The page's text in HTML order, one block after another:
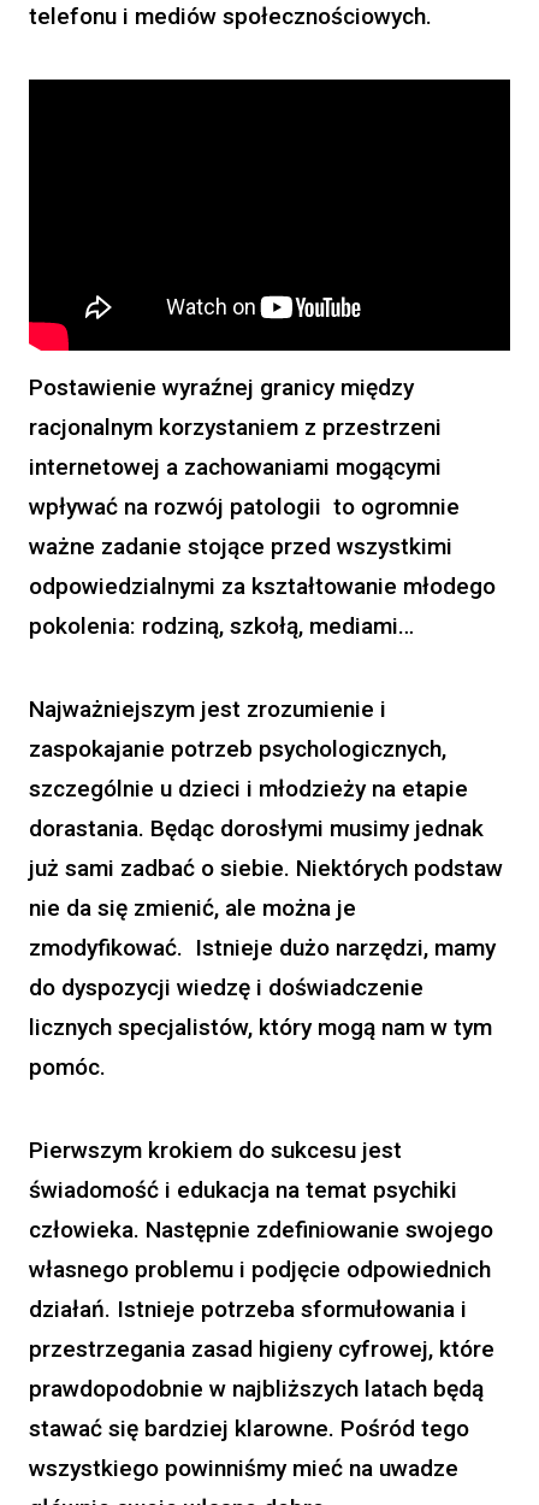
telefonu i mediów społecznościowych.
Postawienie wyraźnej granicy między
racjonalnym korzystaniem z przestrzeni
internetowej a zachowaniami mogącymi
wpływać na rozwój patologii to ogromnie
ważne zadanie stojące przed wszystkimi
odpowiedzialnymi za kształtowanie młodego
pokolenia: rodziną, szkołą, mediami…
Najważniejszym jest zrozumienie i
zaspokajanie potrzeb psychologicznych,
szczególnie u dzieci i młodzieży na etapie
dorastania. Będąc dorosłymi musimy jednak
już sami zadbać o siebie. Niektórych podstaw
nie da się zmienić, ale można je
zmodyfikować. Istnieje dużo narzędzi, mamy
do dyspozycji wiedzę i doświadczenie
licznych specjalistów, który mogą nam w tym
pomóc.
Pierwszym krokiem do sukcesu jest
świadomość i edukacja na temat psychiki
człowieka. Następnie zdefiniowanie swojego
własnego problemu i podjęcie odpowiednich
działań. Istnieje potrzeba sformułowania i
przestrzegania zasad higieny cyfrowej, które
prawdopodobnie w najbliższych latach będą
stawać się bardziej klarowne. Pośród tego
wszystkiego powinniśmy mieć na uwadze